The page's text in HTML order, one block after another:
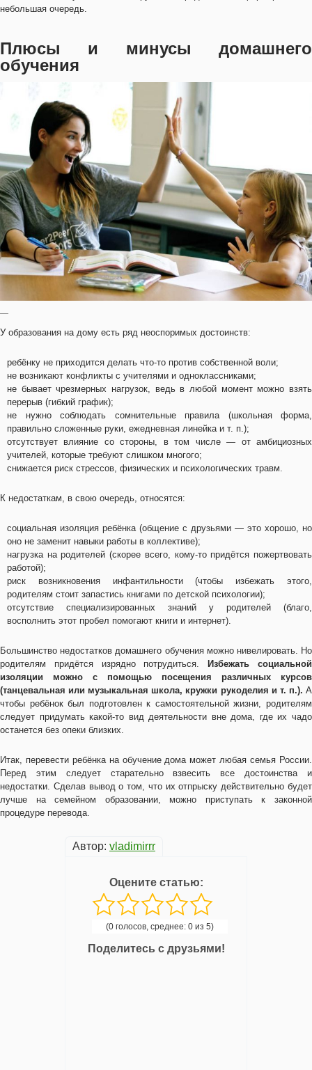
небольшая очередь.
Плюсы и минусы домашнего
обучения
—
У образования на дому есть ряд неоспоримых достоинств:
ребёнку не приходится делать что-то против собственной воли;
не возникают конфликты с учителями и одноклассниками;
не бывает чрезмерных нагрузок, ведь в любой момент можно взять
перерыв (гибкий график);
не нужно соблюдать сомнительные правила (школьная форма,
правильно сложенные руки, ежедневная линейка и т. п.);
отсутствует влияние со стороны, в том числе — от амбициозных
учителей, которые требуют слишком многого;
снижается риск стрессов, физических и психологических травм.
К недостаткам, в свою очередь, относятся:
социальная изоляция ребёнка (общение с друзьями — это хорошо, но
оно не заменит навыки работы в коллективе);
нагрузка на родителей (скорее всего, кому-то придётся пожертвовать
работой);
риск возникновения инфантильности (чтобы избежать этого,
родителям стоит запастись книгами по детской психологии);
отсутствие специализированных знаний у родителей (благо,
восполнить этот пробел помогают книги и интернет).
Большинство недостатков домашнего обучения можно нивелировать. Но
родителям придётся изрядно потрудиться.Избежать социальной
изоляции можно с помощью посещения различных курсов
(танцевальная или музыкальная школа, кружки рукоделия и т. п.). А
чтобы ребёнок был подготовлен к самостоятельной жизни, родителям
следует придумать какой-то вид деятельности вне дома, где их чадо
останется без опеки близких.
Итак, перевести ребёнка на обучение дома может любая семья России.
Перед этим следует старательно взвесить все достоинства и
недостатки. Сделав вывод о том, что их отпрыску действительно будет
лучше на семейном образовании, можно приступать к законной
процедуре перевода.
Автор: vladimirrr
Оцените статью:
(0 голосов, среднее: 0 из 5)
Поделитесь с друзьями!